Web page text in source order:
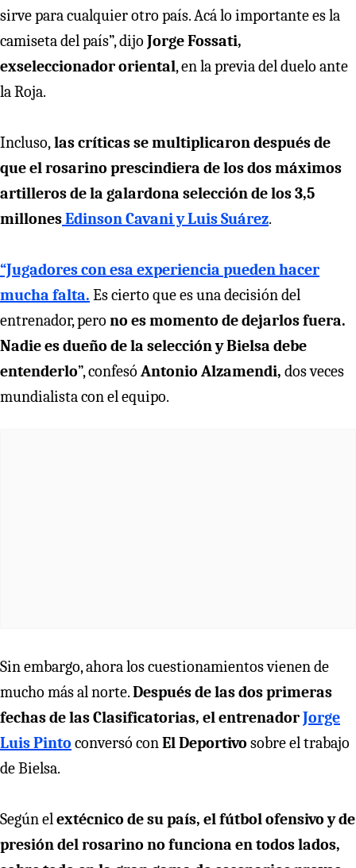
sirve para cualquier otro país. Acá lo importante es la
camiseta del país”, dijo Jorge Fossati,
exseleccionador oriental, en la previa del duelo ante
la Roja.
Incluso,las críticas se multiplicaron después de
que el rosarino prescindiera de los dos máximos
artilleros de la galardona selección de los 3,5
millonesEdinson Cavani y Luis Suárez.
“Jugadores con esa experiencia pueden hacer
mucha falta. Es cierto que es una decisión del
entrenador, pero no es momento de dejarlos fuera.
Nadie es dueño de la selección y Bielsa debe
entenderlo”, confesó Antonio Alzamendi, dos veces
mundialista con el equipo.
Sin embargo, ahora los cuestionamientos vienen de
mucho más al norte.Después de las dos primeras
fechas de las Clasificatorias, el entrenadorJorge
Luis Pinto conversó conEl Deportivo sobre el trabajo
de Bielsa.
Según elextécnico de su país, el fútbol ofensivo y de
presión del rosarino no funciona en todos lados,